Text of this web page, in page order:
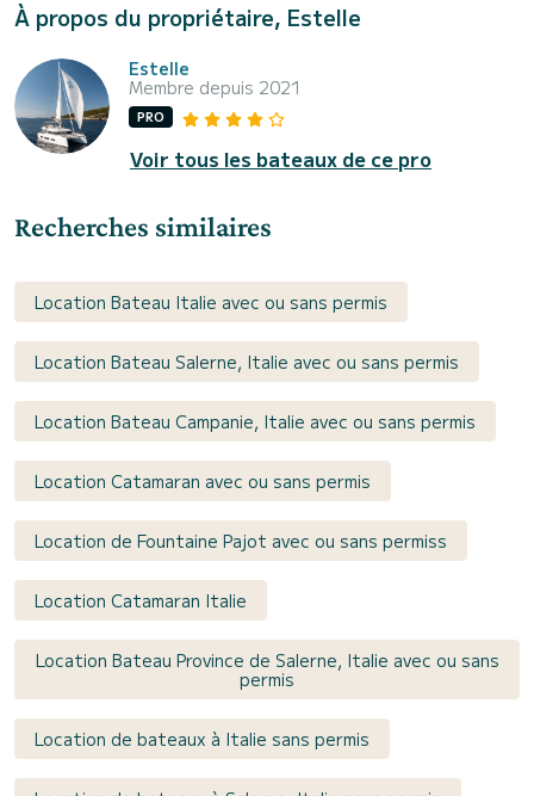
À propos du propriétaire, Estelle
Estelle
Membre depuis 2021
PRO
Voir tous les bateaux de ce pro
Recherches similaires
Location Bateau Italie avec ou sans permis
Location Bateau Salerne, Italie avec ou sans permis
Location Bateau Campanie, Italie avec ou sans permis
Location Catamaran avec ou sans permis
Location de Fountaine Pajot avec ou sans permiss
Location Catamaran Italie
Location Bateau Province de Salerne, Italie avec ou sans
permis
Location de bateaux à Italie sans permis